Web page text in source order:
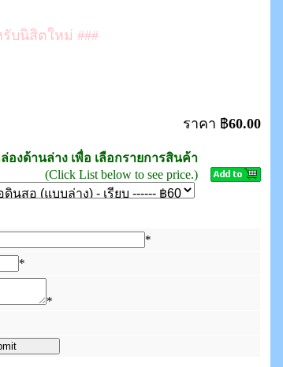
บนิสิตใหม่ ###
ราคา ฿60.00
องด้านล่าง เพื่อ เลือกรายการสินค้า
(Click List below to see price.)
*
*
*